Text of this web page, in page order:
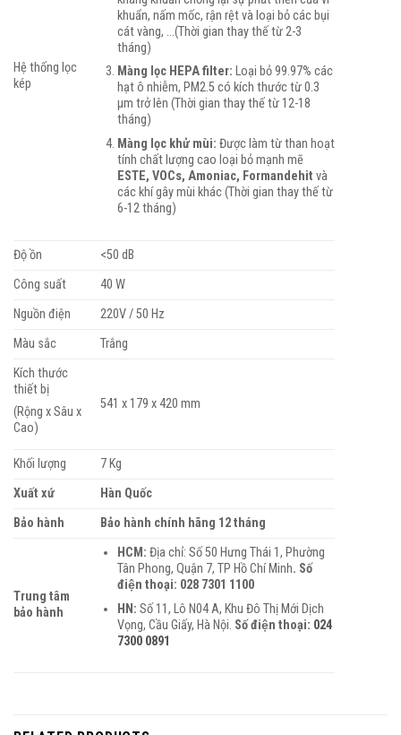
Hệ thống lọc
kép
khuẩn, nấm mốc, rận rệt và loại bỏ các bụi
cát vàng, …(Thời gian thay thế từ 2-3
tháng)
Màng lọc HEPA filter: Loại bỏ 99.97% các
hạt ô nhiễm, PM2.5 có kích thước từ 0.3
µm trở lên (Thời gian thay thế từ 12-18
tháng)
Màng lọc khử mùi: Được làm từ than hoạt
tính chất lượng cao loại bỏ mạnh mẽ
ESTE, VOCs, Amoniac, Formandehit và
các khí gây mùi khác (Thời gian thay thế từ
6-12 tháng)
Độ ồn
<50 dB
Công suất
40 W
Nguồn điện
220V / 50 Hz
Màu sắc
Trắng
Kích thước
thiết bị
(Rộng x Sâu x
Cao)
541 x 179 x 420 mm
Khối lượng
7 Kg
Xuất xứ
Hàn Quốc
Bảo hành
Bảo hành chính hãng 12 tháng
Trung tâm
bảo hành
HCM: Địa chỉ: Số 50 Hưng Thái 1, Phường
Tân Phong, Quận 7, TP Hồ Chí Minh. Số
điện thoại: 028 7301 1100
HN: Số 11, Lô N04 A, Khu Đô Thị Mới Dịch
Vọng, Cầu Giấy, Hà Nội. Số điện thoại: 024
7300 0891